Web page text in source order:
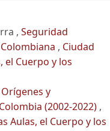
, Seguridad
, Ciudad
el Cuerpo y los
y
(2002-2022) ,
Aulas, el Cuerpo y los